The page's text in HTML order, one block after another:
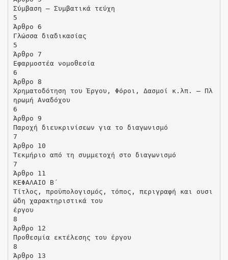
Σύμβαση – Συμβατικά τεύχη
5
Άρθρο 6
Γλώσσα διαδικασίας
5
Άρθρο 7
Εφαρμοστέα νομοθεσία
6
Άρθρο 8
Χρηματοδότηση του Έργου, Φόροι, Δασμοί κ.λπ. – Πλ
ηρωμή Αναδόχου
6
Άρθρο 9
Παροχή διευκρινίσεων για το διαγωνισμό
7
Άρθρο 10
Τεκμήριο από τη συμμετοχή στο διαγωνισμό
7
Άρθρο 11
ΚΕΦΑΛΑΙΟ Β΄
Τίτλος, προϋπολογισμός, τόπος, περιγραφή και ουσι
ώδη χαρακτηριστικά του
έργου
8
Άρθρο 12
Προθεσμία εκτέλεσης του έργου
8
Άρθρο 13